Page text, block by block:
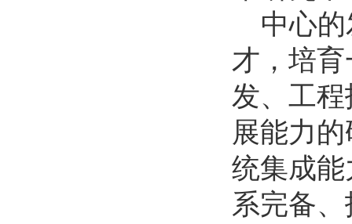
中心
才，培
发、工
展能力
统集成
系完备